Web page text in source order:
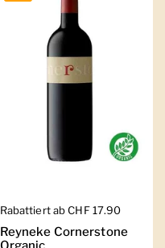
Regulärer Preis
Rabattiert ab CHF 17.90
Reyneke Cornerstone